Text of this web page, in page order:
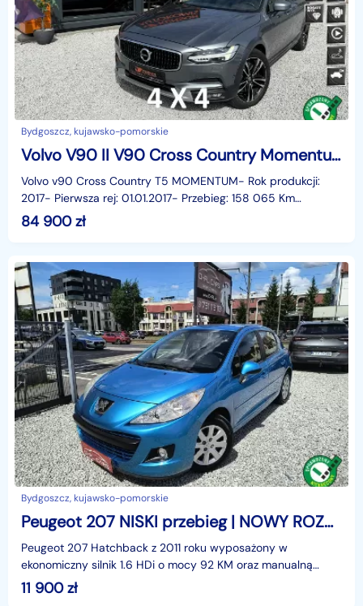
Bydgoszcz, kujawsko-pomorskie
Volvo V90 II V90 Cross Country Momentum, Kamera cofania, Panorama, Grzane fotele,
Volvo v90 Cross Country T5 MOMENTUM- Rok produkcji:
2017- Pierwsza rej: 01.01.2017- Przebieg: 158 065 Km
Oryginalny- Silnik: 2.0 Benzyna 3250 KM- Napęd: 4x4 AW
84 900zł
Bydgoszcz, kujawsko-pomorskie
Peugeot 207 NISKI przebieg | NOWY ROZRZĄD I OLEJ | KLIMA | tempomat
Peugeot 207 Hatchback z 2011 roku wyposażony w
ekonomiczny silnik 1.6 HDi o mocy 92 KM oraz manualną
skrzynie biegów z przebiegiem 127 tys. km. Został sprowadzo
11 900zł